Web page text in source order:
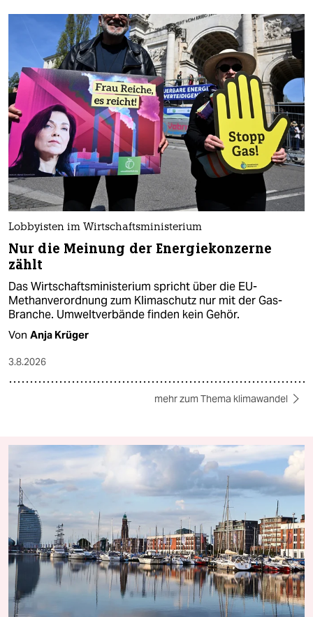
Lobbyisten im Wirtschaftsministerium
Nur die Meinung der Energiekonzerne
zählt
Das Wirtschaftsministerium spricht über die EU-
Methanverordnung zum Klimaschutz nur mit der Gas-
Branche. Umweltverbände finden kein Gehör.
Von Anja Krüger
3.8.2026
mehr zum Thema klimawandel